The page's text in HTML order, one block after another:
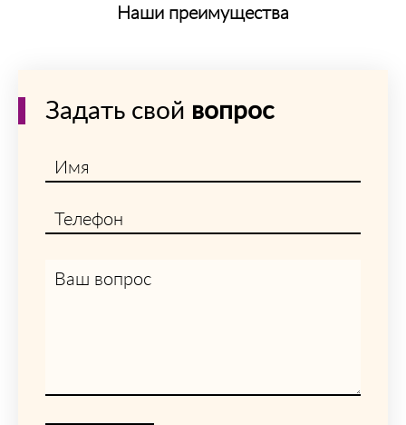
Наши преимущества
Задать свой вопрос
Имя
Телефон
Ваш вопрос